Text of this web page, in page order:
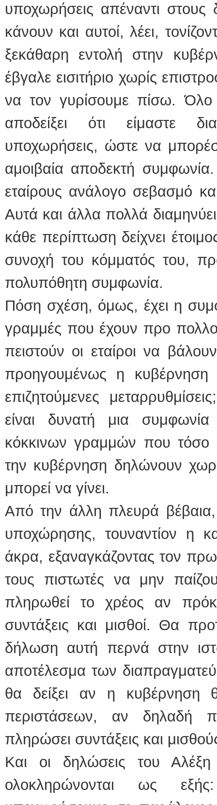
υποχωρήσεις απέναντι στους
κάνουν και αυτοί, λέει,
ξεκάθαρη εντολή στην
έβγαλε εισιτήριο χωρίς
να τον γυρίσουμε πίσω. Όλο
αποδείξει ότι είμαστε
υποχωρήσεις, ώστε να
αμοιβαία αποδεκτή
εταίρους ανάλογο σεβασμό
Αυτά και άλλα πολλά
κάθε περίπτωση δείχνει
συνοχή του κόμματός του,
πολυπόθητη συμφωνία.
Πόση σχέση, όμως, έχει η
γραμμές που έχουν προ
πειστούν οι εταίροι να
προηγουμένως η κυβέρνηση
επιζητούμενες
είναι δυνατή μια
κόκκινων γραμμών που τόσο
την κυβέρνηση δηλώνουν
μπορεί να γίνει.
Από την άλλη πλευρά βέβαια,
υποχώρησης, τουναντίον η
άκρα, εξαναγκάζοντας τον
τους πιστωτές να μην
πληρωθεί το χρέος αν
συντάξεις και μισθοί. Θα
δήλωση αυτή περνά στην
αποτέλεσμα των
θα δείξει αν η κυβέρνηση
περιστάσεων, αν δηλαδή
πληρώσει συντάξεις και
Και οι δηλώσεις του Αλέξη
ολοκληρώνονται ως